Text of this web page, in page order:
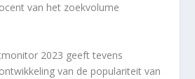
van het zoekvolume
2023 geeft tevens
van de populariteit van